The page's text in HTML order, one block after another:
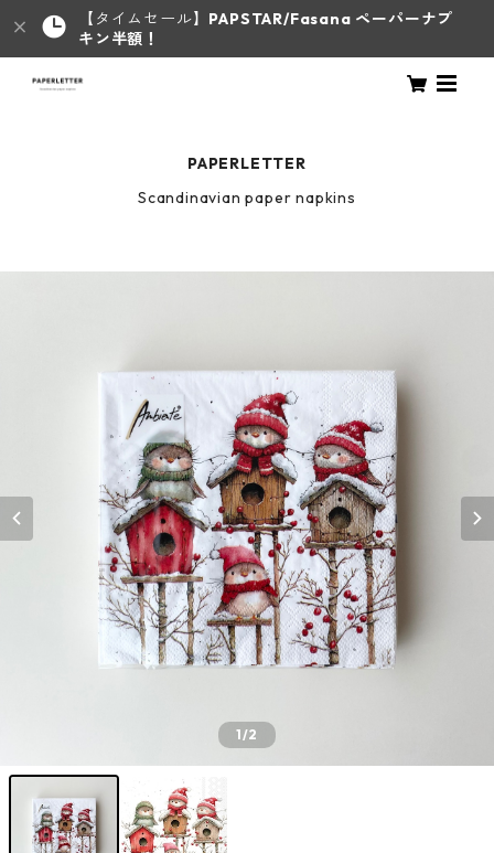
【タイムセール】 PAPSTAR/Fasana ペーパーナプ
キン半額！
PAPERLETTER
Scandinavian paper napkins
1/2